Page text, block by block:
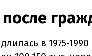
в 1975-1990